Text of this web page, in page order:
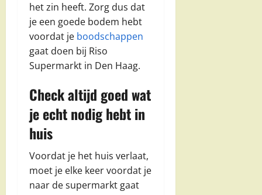
het zin heeft. Zorg dus dat
je een goede bodem hebt
voordat je boodschappen
gaat doen bij Riso
Supermarkt in Den Haag.
Check altijd goed wat
je echt nodig hebt in
huis
Voordat je het huis verlaat,
moet je elke keer voordat je
naar de supermarkt gaat